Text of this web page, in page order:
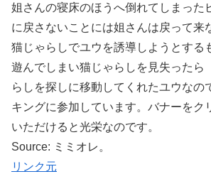
姐さんの寝床のほうへ倒れてしまった
に戻さないことには姐さんは戻って来
猫じゃらしでユウを誘導しようとする
遊んでしまい猫じゃらしを見失ったら
らしを探しに移動してくれたユウなの
キングに参加しています。バナーをク
いただけると光栄なのです。
Source: ミミオレ。
リンク元